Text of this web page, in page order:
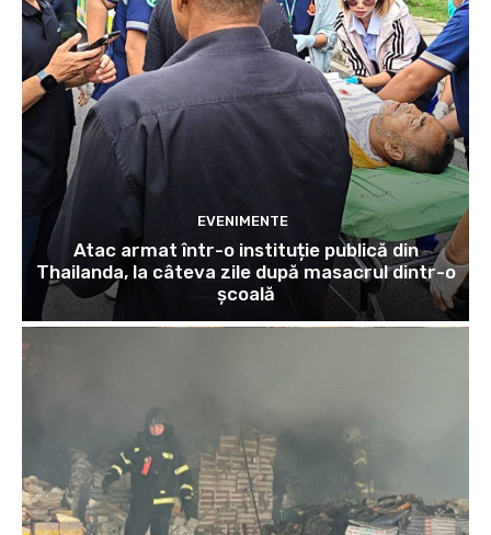
EVENIMENTE
Atac armat într-o instituție publică din
Thailanda, la câteva zile după masacrul dintr-o
școală